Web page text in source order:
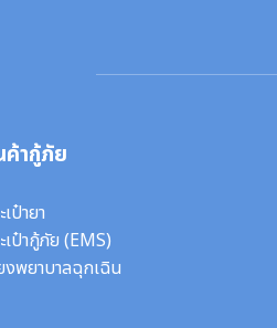
ากู้ภัย
เป๋ายา
เป๋ากู้ภัย (EMS)
งพยาบาลฉุกเฉิน